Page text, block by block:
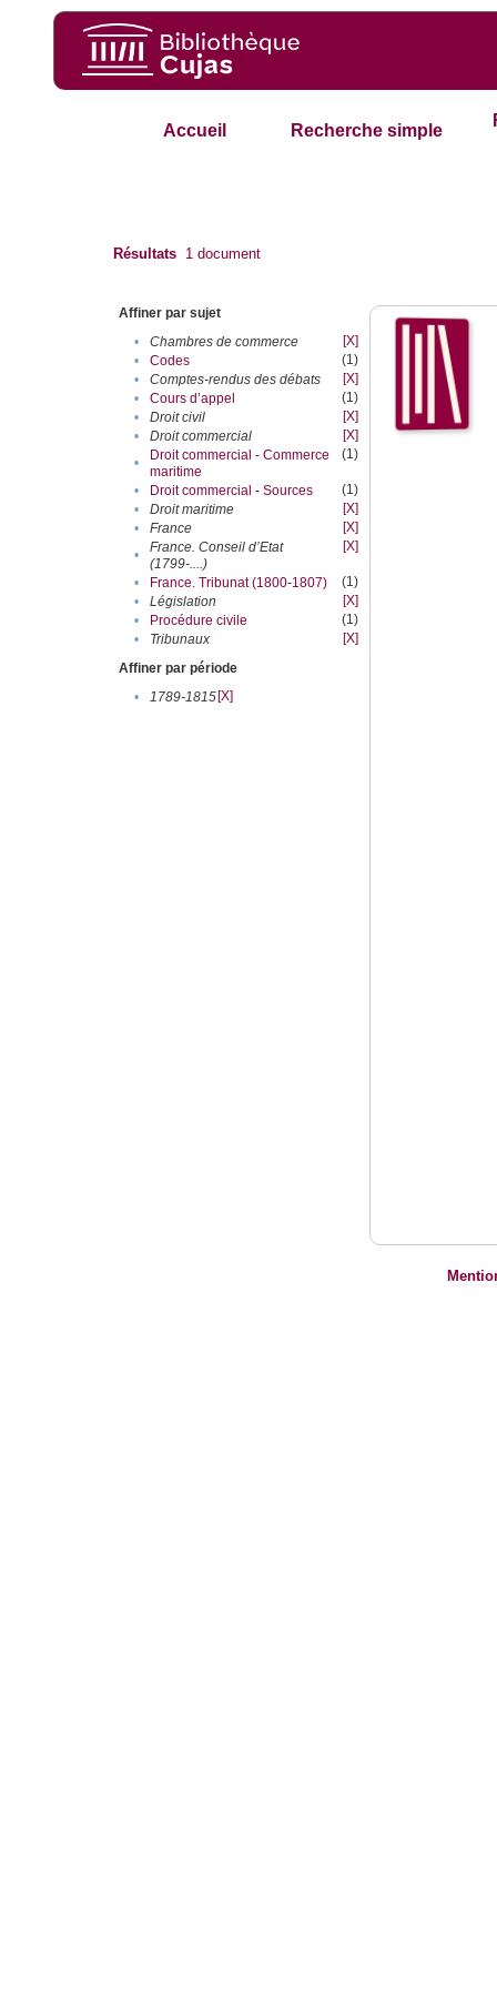
Accueil Recherche simple
Résultats 1 document
Affiner par sujet
•
Chambres de commerce
[X]
•
Codes
(1)
•
Comptes-rendus des débats
[X]
•
Cours d’appel
(1)
•
Droit civil
[X]
•
Droit commercial
[X]
•
Droit commercial - Commerce
maritime
(1)
• Droit commercial - Sources
(1)
•
Droit maritime
[X]
•
France
[X]
•
France. Conseil d’Etat
(1799-....)
[X]
• France. Tribunat (1800-1807)
(1)
•
Législation
[X]
•
Procédure civile
(1)
•
Tribunaux
[X]
Affiner par période
•
1789-1815[X]